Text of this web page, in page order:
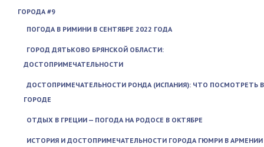
ГОРОДА #9
ПОГОДА В РИМИНИ В СЕНТЯБРЕ 2022 ГОДА
ГОРОД ДЯТЬКОВО БРЯНСКОЙ ОБЛАСТИ:
ДОСТОПРИМЕЧАТЕЛЬНОСТИ
ДОСТОПРИМЕЧАТЕЛЬНОСТИ РОНДА (ИСПАНИЯ): ЧТО ПОСМОТРЕТЬ В
ГОРОДЕ
ОТДЫХ В ГРЕЦИИ — ПОГОДА НА РОДОСЕ В ОКТЯБРЕ
ИСТОРИЯ И ДОСТОПРИМЕЧАТЕЛЬНОСТИ ГОРОДА ГЮМРИ В АРМЕНИИ